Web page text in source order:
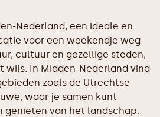
Nederland, een ideale en
voor een weekendje weg
cultuur en gezellige steden,
wils. In Midden-Nederland vind
zoals de Utrechtse
waar je samen kunt
genieten van het landschap.